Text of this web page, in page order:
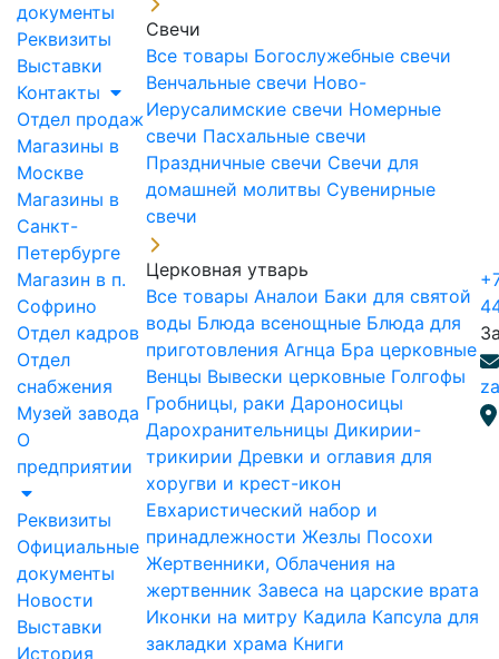
документы
Реквизиты
Выставки
Контакты
Отдел продаж
Магазины в
Москве
Магазины в
Санкт-
Петербурге
Магазин в п.
Софрино
Отдел кадров
Отдел
снабжения
Музей завода
О
предприятии
Реквизиты
Официальные
документы
Новости
Выставки
История
Свечи
Все товары Богослужебные свечи
Венчальные свечи Ново-
Иерусалимские свечи Номерные
свечи Пасхальные свечи
Праздничные свечи Свечи для
домашней молитвы Сувенирные
свечи
Церковная утварь
Все товары Аналои Баки для святой
воды Блюда всенощные Блюда для
приготовления Агнца Бра церковные
Венцы Вывески церковные Голгофы
Гробницы, раки Дароносицы
Дарохранительницы Дикирии-
трикирии Древки и оглавия для
хоругви и крест-икон
Евхаристический набор и
принадлежности Жезлы Посохи
Жертвенники, Облачения на
жертвенник Завеса на царские врата
Иконки на митру Кадила Капсула для
закладки храма Книги